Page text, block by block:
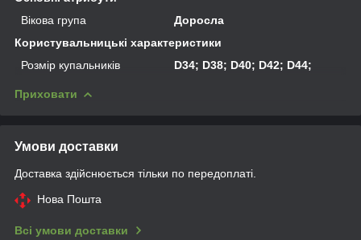
Вікова група
Доросла
Користувальницькі характеристики
Розмір купальників
D34; D38; D40; D42; D44;
Приховати
Умови доставки
Доставка здійснюється тільки по передоплаті.
Нова Пошта
Всі умови доставки